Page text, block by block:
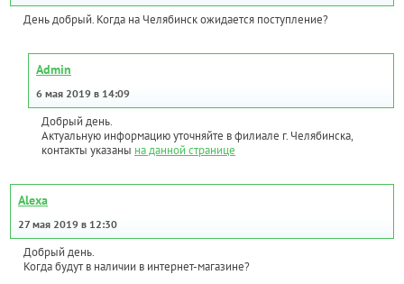
День добрый. Когда на Челябинск ожидается поступление?
Admin
6 мая 2019 в 14:09
Добрый день.
Актуальную информацию уточняйте в филиале г. Челябинска,
контакты указаны на данной странице
Alexa
27 мая 2019 в 12:30
Добрый день.
Когда будут в наличии в интернет-магазине?